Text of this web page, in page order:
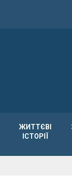
ЖИТТЄВІ
ІСТОРІЇ